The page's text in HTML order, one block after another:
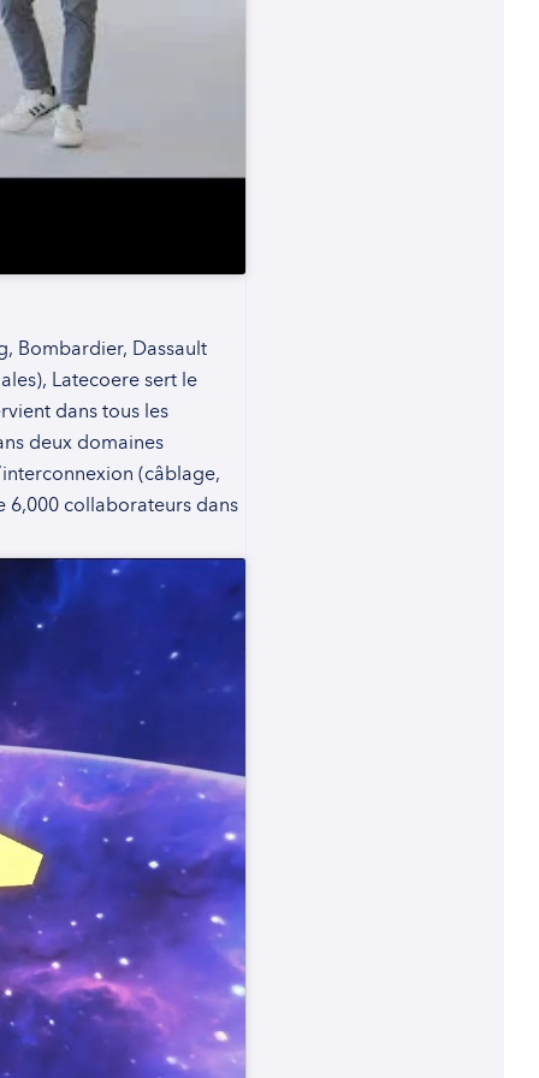
Bombardier, Dassault
Latecoere sert le
dans tous les
deux domaines
(câblage,
6,000 collaborateurs dans